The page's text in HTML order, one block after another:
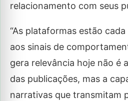
relacionamento com seus
“As plataformas estão
aos sinais de
gera relevância hoje não é
das publicações, mas a
narrativas que transmitam